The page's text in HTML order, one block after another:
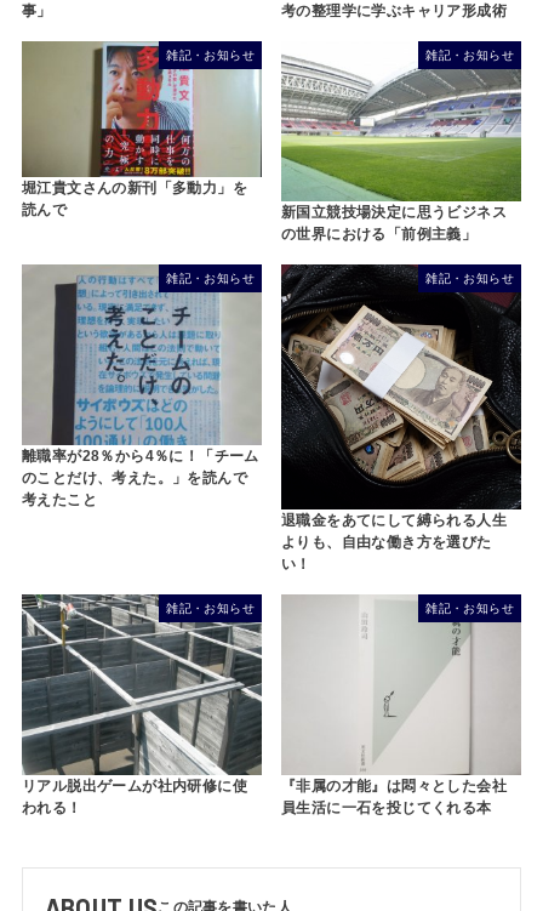
事」
考の整理学に学ぶキャリア形成術
雑記・お知らせ
堀江貴文さんの新刊「多動力」を
読んで
雑記・お知らせ
新国立競技場決定に思うビジネス
の世界における「前例主義」
雑記・お知らせ
離職率が28％から4％に！「チーム
のことだけ、考えた。」を読んで
考えたこと
雑記・お知らせ
退職金をあてにして縛られる人生
よりも、自由な働き方を選びた
い！
雑記・お知らせ
リアル脱出ゲームが社内研修に使
われる！
雑記・お知らせ
『非属の才能』は悶々とした会社
員生活に一石を投じてくれる本